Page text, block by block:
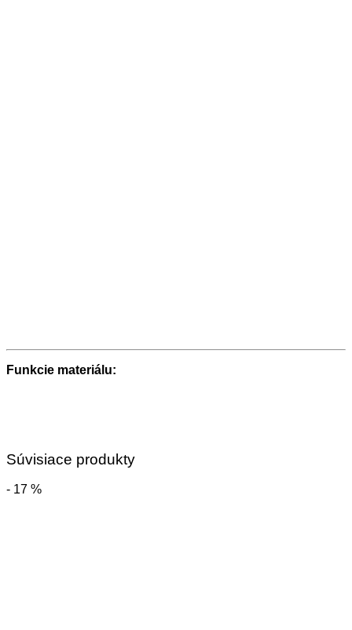
Funkcie materiálu:
Súvisiace produkty
- 17 %